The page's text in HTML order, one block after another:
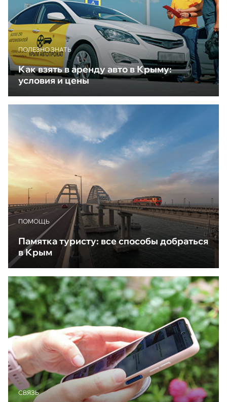
ПОЛЕЗНО ЗНАТЬ
Как взять в аренду авто в Крыму:
условия и цены
ПОМОЩЬ
Памятка туристу: все способы добраться
в Крым
CВЯЗЬ